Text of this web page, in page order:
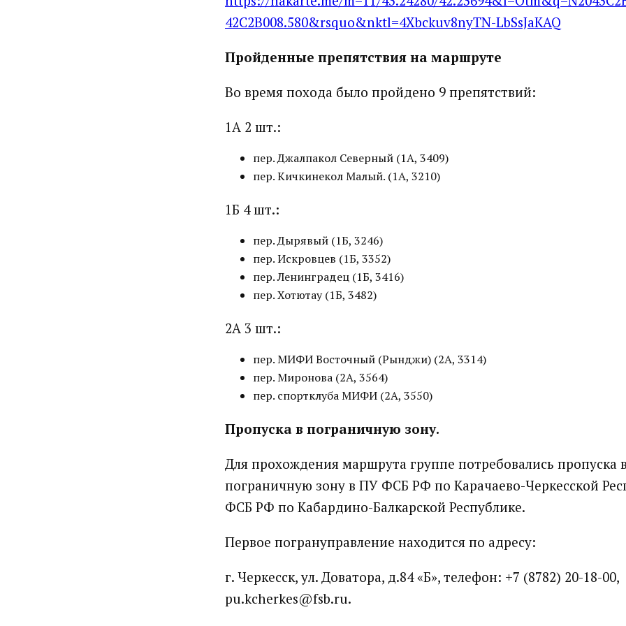
42C2B008.580&rsquo&nktl=4Xbckuv8nyTN-LbSsJaKAQ
Пройденные препятствия на маршруте
Во время похода было пройдено 9 препятствий:
1А 2 шт.:
пер. Джалпакол Северный (1А, 3409)
пер. Кичкинекол Малый. (1А, 3210)
1Б 4 шт.:
пер. Дырявый (1Б, 3246)
пер. Искровцев (1Б, 3352)
пер. Ленинградец (1Б, 3416)
пер. Хотютау (1Б, 3482)
2А 3 шт.:
пер. МИФИ Восточный (Рынджи) (2А, 3314)
пер. Миронова (2А, 3564)
пер. спортклуба МИФИ (2А, 3550)
Пропуска в пограничную зону.
Для прохождения маршрута группе потребовались пропуска в
пограничную зону в ПУ ФСБ РФ по Карачаево-Черкесской
ФСБ РФ по Кабардино-Балкарской Республике.
Первое погрануправление находится по адресу:
г. Черкесск, ул. Доватора, д.84 «Б», телефон: +7 (8782) 20-18-00,
pu.kcherkes@fsb.ru.